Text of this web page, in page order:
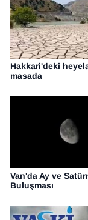
Hakkari'deki
masada
Van'da Ay ve
Buluşması